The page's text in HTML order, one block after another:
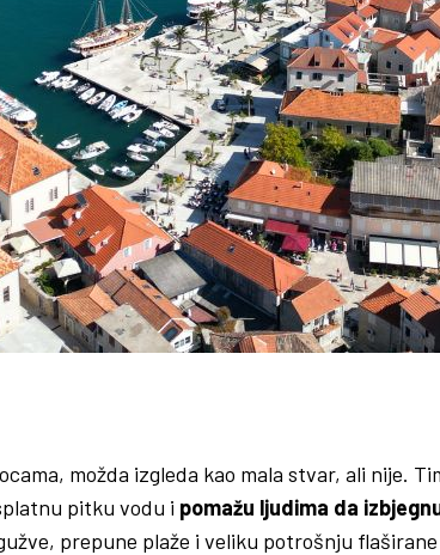
možda izgleda kao mala stvar, ali nije.
pitku vodu i pomažu ljudima da
prepune plaže i veliku potrošnju